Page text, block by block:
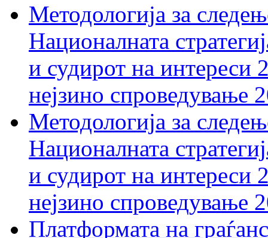
Методологија за
Националната
и судирот на интереси
нејзино спроведување
Методологија за
Националната
и судирот на интереси
нејзино спроведување
Платформата на